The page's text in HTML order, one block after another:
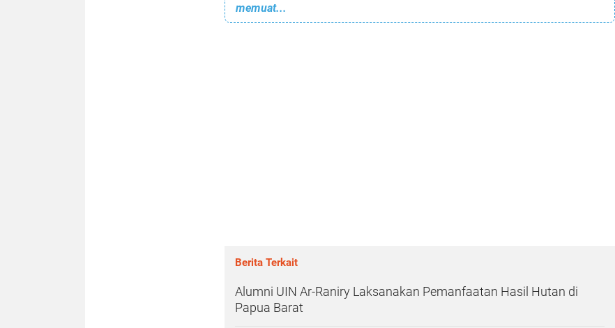
memuat...
Berita Terkait
Alumni UIN Ar-Raniry Laksanakan Pemanfaatan Hasil Hutan di
Papua Barat